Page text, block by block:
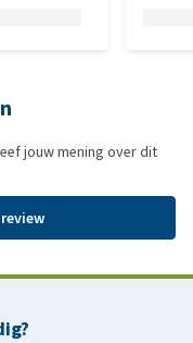
jouw mening over dit